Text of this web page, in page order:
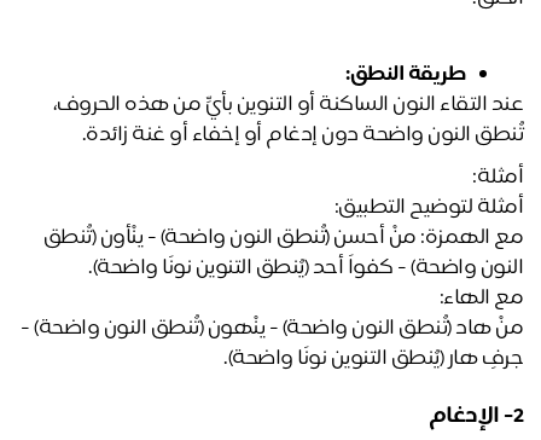
طريقة النطق:
عند التقاء النون الساكنة أو التنوين بأيٍّ من هذه الحروف،
النون واضحة دون إدغام أو إخفاء أو غنة زائدة.
لتوضيح التطبيق:
مع الهمزة: منْ أحسن (تُنطق النون واضحة) - ينْأون (تُنطق
واضحة) - كفواً أحد (يُنطق التنوين نونًا واضحة).
الهاء:
منْ هاد (تُنطق النون واضحة) - ينْهون (تُنطق النون واضحة) -
هار (يُنطق التنوين نونًا واضحة).